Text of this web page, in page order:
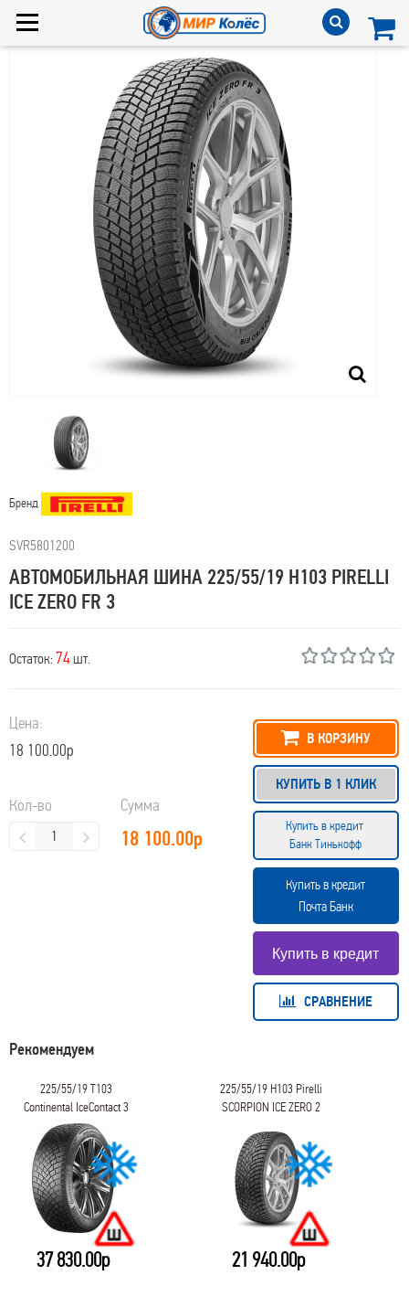
Бренд
SVR5801200
АВТОМОБИЛЬНАЯ ШИНА 225/55/19 H103 PIRELLI
ICE ZERO FR 3
Остаток: 74шт.
Цена:
18 100.00р
Кол-во Сумма
18 100.00р
В КОРЗИНУ
КУПИТЬ В 1 КЛИК
Купить в кредит
Банк Тинькофф
Купить в кредит
Почта Банк
СРАВНЕНИЕ
Рекомендуем
225/55/19 T103
Continental IceContact 3
37 830.00р
225/55/19 H103 Pirelli
SCORPION ICE ZERO 2
21 940.00р